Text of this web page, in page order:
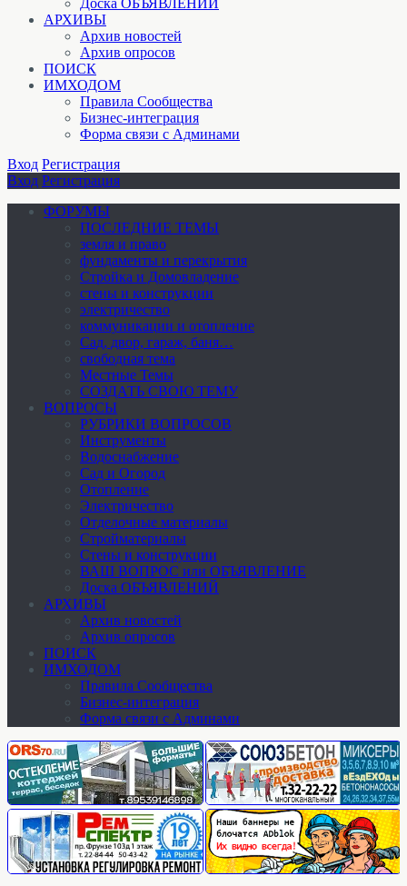
АРХИВЫ
Архив новостей
Архив опросов
ПОИСК
ИМХОДОМ
Правила Сообщества
Бизнес-интеграция
Форма связи с Админами
Вход Регистрация
Вход Регистрация
ФОРУМЫ
ПОСЛЕДНИЕ ТЕМЫ
земля и право
фундаменты и перекрытия
Стройка и Домовладение
стены и конструкции
электричество
коммуникации и отопление
Cад, двор, гараж, баня…
свободная тема
Местные Темы
СОЗДАТЬ СВОЮ ТЕМУ
ВОПРОСЫ
РУБРИКИ ВОПРОСОВ
Инструменты
Водоснабжение
Сад и Огород
Отопление
Электричество
Отделочные материалы
Стройматериалы
Стены и конструкции
ВАШ ВОПРОС или ОБЪЯВЛЕНИЕ
Доска ОБЪЯВЛЕНИЙ
АРХИВЫ
Архив новостей
Архив опросов
ПОИСК
ИМХОДОМ
Правила Сообщества
Бизнес-интеграция
Форма связи с Админами